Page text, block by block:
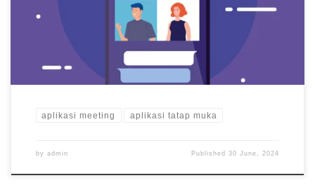
bermakna. Berikut adalah lima aplikasi yang umum digunakan
yang memfasilitasi rapat, acara, dan kolaborasi tatap muka. 1.
aplikasi meeting aplikasi tatap muka
by admin Published30 June, 2024